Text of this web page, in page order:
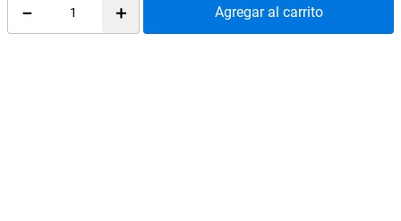
＋
－ Agregar al carrito
REDES SOCIALES